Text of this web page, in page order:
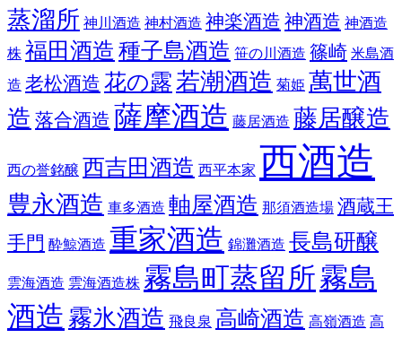
蒸溜所 神川酒造 神村酒造 神楽酒造 神酒造 神酒造
株 福田酒造 種子島酒造 笹の川酒造 篠崎 米島酒
造 老松酒造 花の露若潮酒造 菊姫 萬世酒
造 落合酒造 薩摩酒造 藤居酒造 藤居醸造
西の誉銘醸 西吉田酒造 西平本家 西酒造
豊永酒造 車多酒造 軸屋酒造 那須酒造場 酒蔵王
手門 酔鯨酒造 重家酒造 錦灘酒造 長島研醸
雲海酒造 雲海酒造株 霧島町蒸留所霧島
酒造 霧氷酒造 飛良泉 高崎酒造 高嶺酒造 高